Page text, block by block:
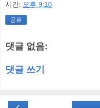
시간: 오후 9:10
공유
댓글 없음:
댓글 쓰기